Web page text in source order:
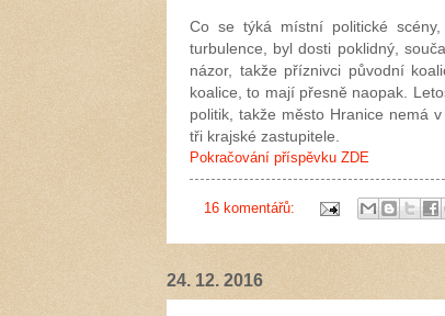
Co se týká místní politické
turbulence, byl dosti poklidný,
názor, takže příznivci původní
koalice, to mají přesně naopak.
politik, takže město Hranice nemá
tři krajské zastupitele.
Pokračování příspěvku ZDE
16 komentářů:
24. 12. 2016